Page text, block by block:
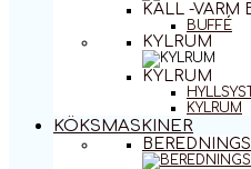
KALL -VARM
BUFFÉ
KYLRUM
KYLRUM
KYLRUM
KÖKSMASKINER